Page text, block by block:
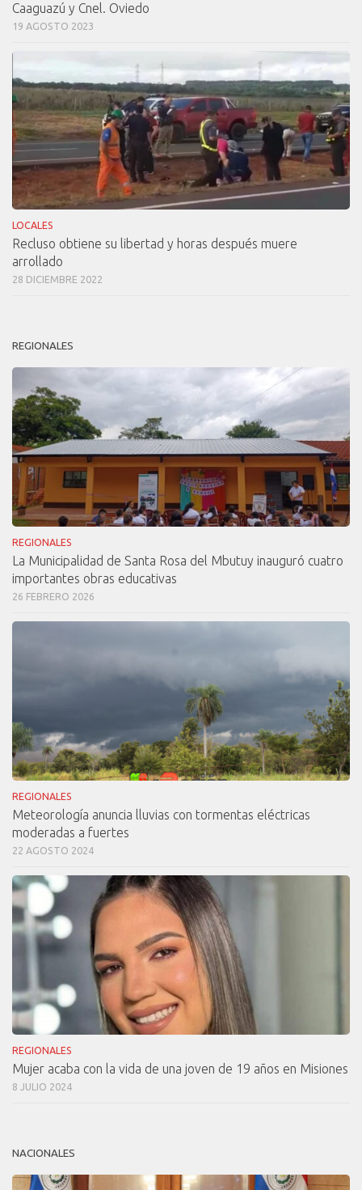
Caaguazú y Cnel. Oviedo
19 AGOSTO 2023
LOCALES
Recluso obtiene su libertad y horas después muere
arrollado
28 DICIEMBRE 2022
REGIONALES
REGIONALES
La Municipalidad de Santa Rosa del Mbutuy inauguró cuatro
importantes obras educativas
26 FEBRERO 2026
REGIONALES
Meteorología anuncia lluvias con tormentas eléctricas
moderadas a fuertes
22 AGOSTO 2024
REGIONALES
Mujer acaba con la vida de una joven de 19 años en Misiones
8 JULIO 2024
NACIONALES